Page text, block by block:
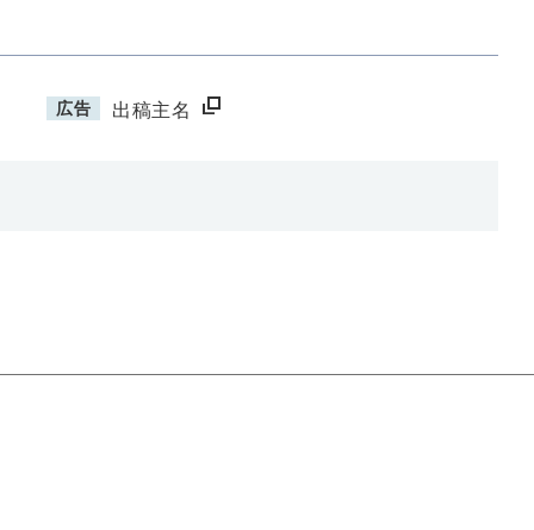
広告 出稿主名